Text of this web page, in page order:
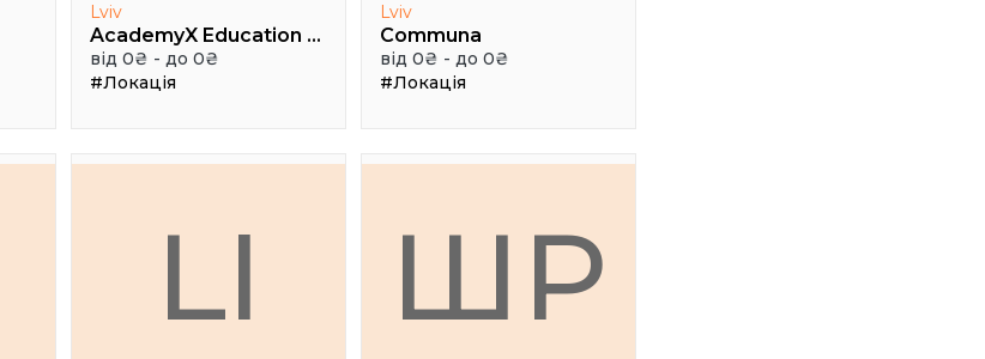
Lviv
AcademyX Education Hub
від 0₴ - до 0₴
#Локація
Lviv
Communa
від 0₴ - до 0₴
#Локація
LI ШР